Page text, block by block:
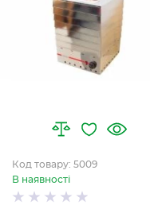
Код товару: 5009
В наявності